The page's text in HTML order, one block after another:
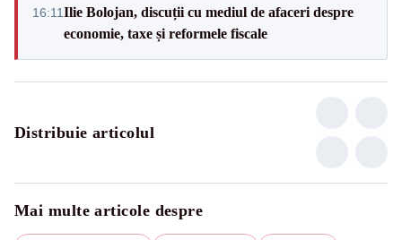
16:11Ilie Bolojan, discuții cu mediul de afaceri despre
economie, taxe și reformele fiscale
Distribuie articolul
Mai multe articole despre